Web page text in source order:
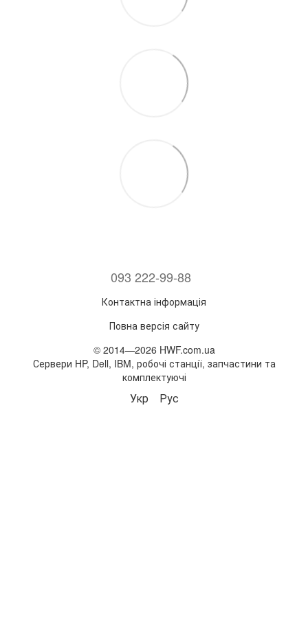
093 222-99-88
Контактна інформація
Повна версія сайту
© 2014—2026 HWF.com.ua
Сервери HP, Dell, IBM, робочі станції, запчастини та
комплектуючі
Укр Рус